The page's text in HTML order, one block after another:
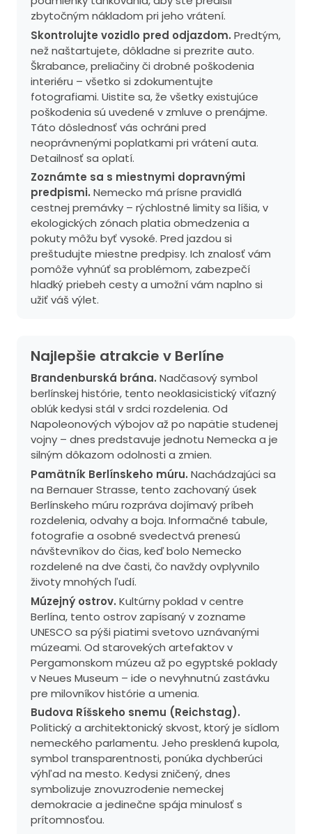
zbytočným nákladom pri jeho vrátení.
Skontrolujte vozidlo pred odjazdom. Predtým,
než naštartujete, dôkladne si prezrite auto.
Škrabance, preliačiny či drobné poškodenia
interiéru – všetko si zdokumentujte
fotografiami. Uistite sa, že všetky existujúce
poškodenia sú uvedené v zmluve o prenájme.
Táto dôslednosť vás ochráni pred
neoprávnenými poplatkami pri vrátení auta.
Detailnosť sa oplatí.
Zoznámte sa s miestnymi dopravnými
predpismi. Nemecko má prísne pravidlá
cestnej premávky – rýchlostné limity sa líšia, v
ekologických zónach platia obmedzenia a
pokuty môžu byť vysoké. Pred jazdou si
preštudujte miestne predpisy. Ich znalosť vám
pomôže vyhnúť sa problémom, zabezpečí
hladký priebeh cesty a umožní vám naplno si
užiť váš výlet.
Najlepšie atrakcie v Berlíne
Brandenburská brána. Nadčasový symbol
berlínskej histórie, tento neoklasicistický víťazný
oblúk kedysi stál v srdci rozdelenia. Od
Napoleonových výbojov až po napätie studenej
vojny – dnes predstavuje jednotu Nemecka a je
silným dôkazom odolnosti a zmien.
Pamätník Berlínskeho múru. Nachádzajúci sa
na Bernauer Strasse, tento zachovaný úsek
Berlínskeho múru rozpráva dojímavý príbeh
rozdelenia, odvahy a boja. Informačné tabule,
fotografie a osobné svedectvá prenesú
návštevníkov do čias, keď bolo Nemecko
rozdelené na dve časti, čo navždy ovplyvnilo
životy mnohých ľudí.
Múzejný ostrov. Kultúrny poklad v centre
Berlína, tento ostrov zapísaný v zozname
UNESCO sa pýši piatimi svetovo uznávanými
múzeami. Od starovekých artefaktov v
Pergamonskom múzeu až po egyptské poklady
v Neues Museum – ide o nevyhnutnú zastávku
pre milovníkov histórie a umenia.
Budova Ríšskeho snemu (Reichstag).
Politický a architektonický skvost, ktorý je sídlom
nemeckého parlamentu. Jeho presklená kupola,
symbol transparentnosti, ponúka dychberúci
výhľad na mesto. Kedysi zničený, dnes
symbolizuje znovuzrodenie nemeckej
demokracie a jedinečne spája minulosť s
prítomnosťou.